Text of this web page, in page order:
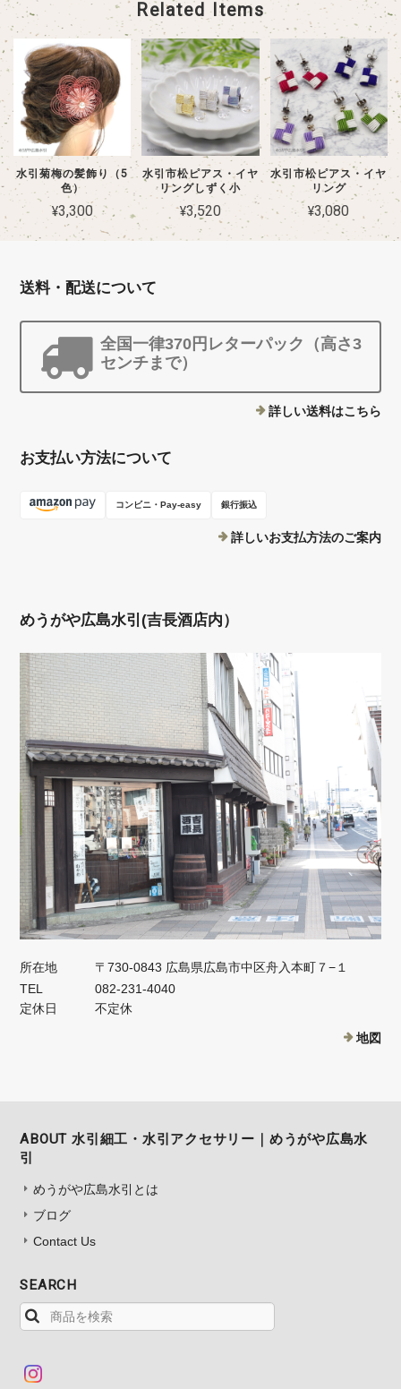
Related Items
水引菊梅の髪飾り（5
色）
¥3,300
水引市松ピアス・イヤ
リングしずく小
¥3,520
水引市松ピアス・イヤ
リング
¥3,080
送料・配送について
全国一律370円レターパック（高さ3
センチまで）
詳しい送料はこちら
お支払い方法について
コンビニ・Pay-easy 銀行振込
詳しいお支払方法のご案内
めうがや広島水引(吉長酒店内）
所在地
〒730-0843 広島県広島市中区舟入本町７−１
TEL
082-231-4040
定休日
不定休
地図
ABOUT 水引細工・水引アクセサリー｜めうがや広島水
引
めうがや広島水引とは
ブログ
Contact Us
SEARCH